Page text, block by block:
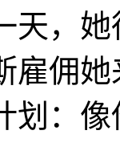
，她
雇佣
划：